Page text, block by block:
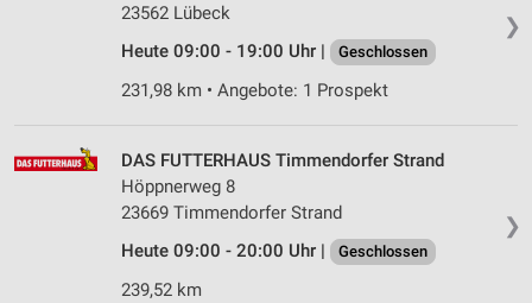
❯
23562 Lübeck
Heute 09:00 - 19:00 Uhr |
Geschlossen
231,98 km • Angebote: 1 Prospekt
❯
DAS FUTTERHAUS Timmendorfer Strand
Höppnerweg 8
23669 Timmendorfer Strand
Heute 09:00 - 20:00 Uhr |
Geschlossen
239,52 km